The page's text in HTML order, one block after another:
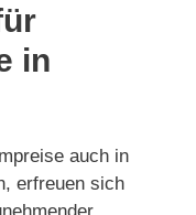
in
auch in
erfreuen sich